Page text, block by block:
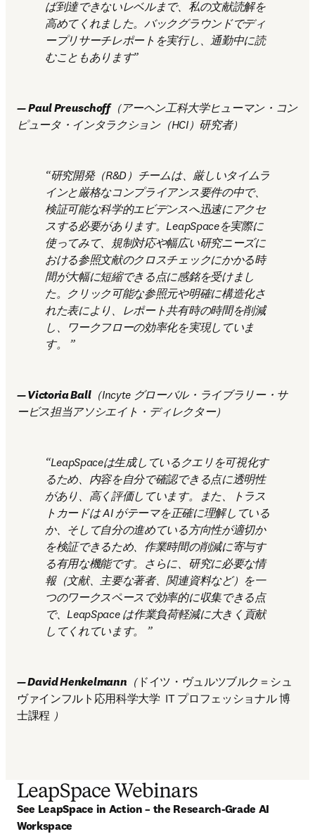
ば到達できないレベルまで、私の文献読解を
高めてくれました。バックグラウンドでディ
ープリサーチレポートを実行し、通勤中に読
むこともあります
—Paul Preuschoff（アーヘン工科大学ヒューマン・コン
ピュータ・インタラクション（HCI）研究者）
研究開発（R&D）チームは、厳しいタイムラ
インと厳格なコンプライアンス要件の中で、
検証可能な科学的エビデンスへ迅速にアクセ
スする必要があります。LeapSpaceを実際に
使ってみて、規制対応や幅広い研究ニーズに
おける参照文献のクロスチェックにかかる時
間が大幅に短縮できる点に感銘を受けまし
た。クリック可能な参照元や明確に構造化さ
れた表により、レポート共有時の時間を削減
し、ワークフローの効率化を実現していま
す。
— Victoria Ball（Incyte グローバル・ライブラリー・サ
ービス担当アソシエイト・ディレクター）
LeapSpaceは生成しているクエリを可視化す
るため、内容を自分で確認できる点に透明性
があり、高く評価しています。また、トラス
トカードは AI がテーマを正確に理解している
か、そして自分の進めている方向性が適切か
を検証できるため、作業時間の削減に寄与す
る有用な機能です。さらに、研究に必要な情
報（文献、主要な著者、関連資料など）を一
つのワークスペースで効率的に収集できる点
で、LeapSpace は作業負荷軽減に大きく貢献
してくれています。
— David Henkelmann （ドイツ・ヴュルツブルク＝シュ
ヴァインフルト応用科学大学  IT プロフェッショナル 博
士課程 ）
LeapSpace Webinars
See LeapSpace in Action – the Research-Grade AI
Workspace